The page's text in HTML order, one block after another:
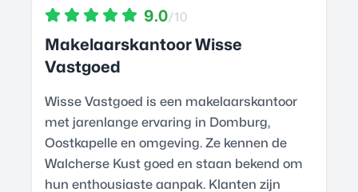
9.0/10
Makelaarskantoor Wisse
Vastgoed
Wisse Vastgoed is een makelaarskantoor
met jarenlange ervaring in Domburg,
Oostkapelle en omgeving. Ze kennen de
Walcherse Kust goed en staan bekend om
hun enthousiaste aanpak. Klanten zijn